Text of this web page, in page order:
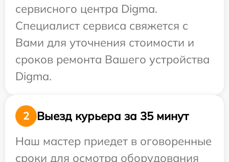
сервисного центра Digma.
Специалист сервиса свяжется с
Вами для уточнения стоимости и
сроков ремонта Вашего устройства
Digma.
2
Выезд курьера за 35 минут
Наш мастер приедет в оговоренные
сроки для осмотра оборудования